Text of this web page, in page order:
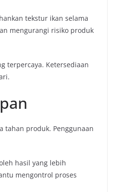
tekstur ikan selama
mengurangi risiko produk
terpercaya. Ketersediaan
tahan produk. Penggunaan
hasil yang lebih
mengontrol proses